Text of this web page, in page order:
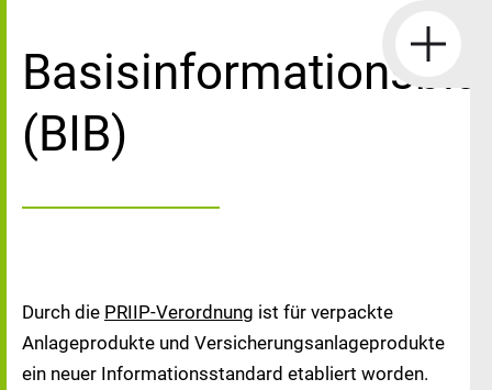
(BIB)
Durch die PRIIP-Verordnung ist für verpackte
Anlageprodukte und Versicherungsanlageprodukte
ein neuer Informationsstandard etabliert worden.